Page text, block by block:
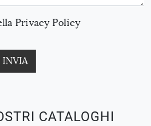
CATALOGHI
Privacy Policy
INVIA